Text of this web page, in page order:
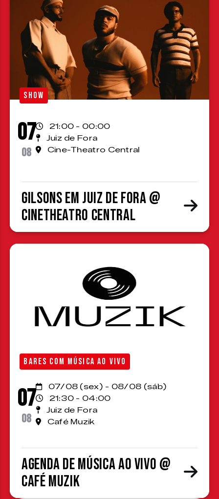
SHOW
07
08
21:00 - 00:00
Juiz de Fora
Cine-Theatro Central
Gilsons em Juiz de Fora @
CineTheatro Central
BARES COM MÚSICA AO VIVO
07
08
07/08 (sex) - 08/08 (sáb)
21:30 - 04:00
Juiz de Fora
Café Muzik
Agenda de Música ao Vivo @
Café Muzik